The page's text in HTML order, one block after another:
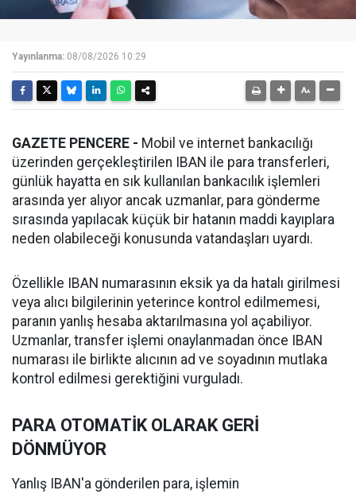
Yayınlanma: 08/08/2026 10:29
GAZETE PENCERE - Mobil ve internet bankacılığı
üzerinden gerçekleştirilen IBAN ile para transferleri,
günlük hayatta en sık kullanılan bankacılık işlemleri
arasında yer alıyor ancak uzmanlar, para gönderme
sırasında yapılacak küçük bir hatanın maddi kayıplara
neden olabileceği konusunda vatandaşları uyardı.
Özellikle IBAN numarasının eksik ya da hatalı girilmesi
veya alıcı bilgilerinin yeterince kontrol edilmemesi,
paranın yanlış hesaba aktarılmasına yol açabiliyor.
Uzmanlar, transfer işlemi onaylanmadan önce IBAN
numarası ile birlikte alıcının ad ve soyadının mutlaka
kontrol edilmesi gerektiğini vurguladı.
PARA OTOMATİK OLARAK GERİ
DÖNMÜYOR
Yanlış IBAN'a gönderilen para, işlemin